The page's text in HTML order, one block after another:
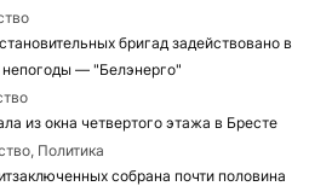
бригад задействовано в
непогоды — "Белэнерго"
из окна четвертого этажа в Бресте
Политика
собрана почти половина